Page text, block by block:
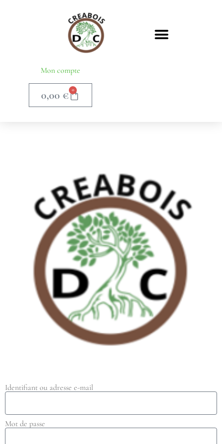
Mon compte
0,00 € 0
Identifiant ou adresse e-mail
Mot de passe